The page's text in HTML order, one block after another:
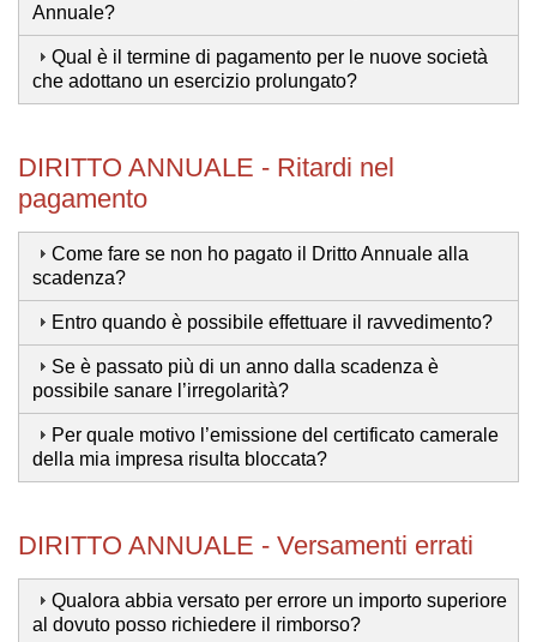
Annuale?
Qual è il termine di pagamento per le nuove società
che adottano un esercizio prolungato?
DIRITTO ANNUALE - Ritardi nel
pagamento
Come fare se non ho pagato il Dritto Annuale alla
scadenza?
Entro quando è possibile effettuare il ravvedimento?
Se è passato più di un anno dalla scadenza è
possibile sanare l’irregolarità?
Per quale motivo l’emissione del certificato camerale
della mia impresa risulta bloccata?
DIRITTO ANNUALE - Versamenti errati
Qualora abbia versato per errore un importo superiore
al dovuto posso richiedere il rimborso?